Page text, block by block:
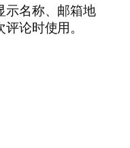
示名称、邮箱地
论时使用。